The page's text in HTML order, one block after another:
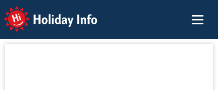
Holiday Info